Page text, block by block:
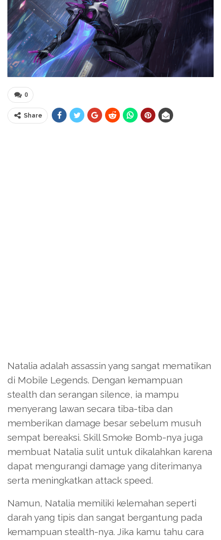
0
Share
Natalia adalah assassin yang sangat mematikan
di Mobile Legends. Dengan kemampuan
stealth dan serangan silence, ia mampu
menyerang lawan secara tiba-tiba dan
memberikan damage besar sebelum musuh
sempat bereaksi. Skill Smoke Bomb-nya juga
membuat Natalia sulit untuk dikalahkan karena
dapat mengurangi damage yang diterimanya
serta meningkatkan attack speed.
Namun, Natalia memiliki kelemahan seperti
darah yang tipis dan sangat bergantung pada
kemampuan stealth-nya. Jika kamu tahu cara